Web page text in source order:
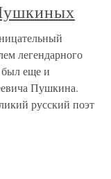
легендарного
был еще и
Пушкина.
русский поэт